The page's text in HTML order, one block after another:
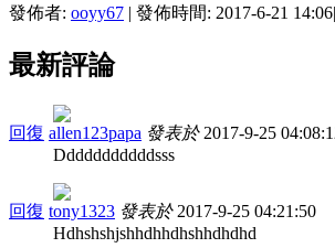
發佈者: ooyy67 | 發佈時間: 2017-6-21 14:06|
最新評論
回復 allen123papa 發表於 2017-9-25
Dddddddddddsss
回復 tony1323 發表於 2017-9-25 04:21:50
Hdhshshjshhdhhdhshhdhdhd